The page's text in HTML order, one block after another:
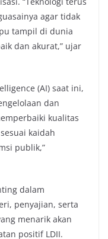
agar tidak
tampil di dunia
dan akurat,” ujar
(AI) saat ini,
dan
kualitas
kaidah
publik,”
dalam
penyajian, serta
menarik akan
positif LDII.